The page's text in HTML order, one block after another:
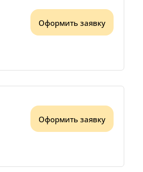
Оформить заявку
Оформить заявку